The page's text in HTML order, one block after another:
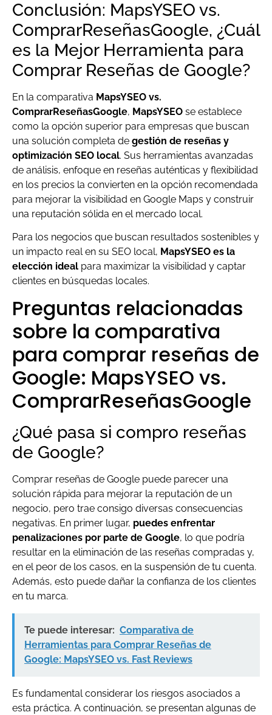
Conclusión: MapsYSEO vs.
ComprarReseñasGoogle, ¿Cuál
es la Mejor Herramienta para
Comprar Reseñas de Google?
En la comparativa MapsYSEO vs.
ComprarReseñasGoogle, MapsYSEO se establece
como la opción superior para empresas que buscan
una solución completa de gestión de reseñas y
optimización SEO local. Sus herramientas avanzadas
de análisis, enfoque en reseñas auténticas y flexibilidad
en los precios la convierten en la opción recomendada
para mejorar la visibilidad en Google Maps y construir
una reputación sólida en el mercado local.
Para los negocios que buscan resultados sostenibles y
un impacto real en su SEO local, MapsYSEO es la
elección ideal para maximizar la visibilidad y captar
clientes en búsquedas locales.
Preguntas relacionadas
sobre la comparativa
para comprar reseñas de
Google: MapsYSEO vs.
ComprarReseñasGoogle
¿Qué pasa si compro reseñas
de Google?
Comprar reseñas de Google puede parecer una
solución rápida para mejorar la reputación de un
negocio, pero trae consigo diversas consecuencias
negativas. En primer lugar, puedes enfrentar
penalizaciones por parte de Google, lo que podría
resultar en la eliminación de las reseñas compradas y,
en el peor de los casos, en la suspensión de tu cuenta.
Además, esto puede dañar la confianza de los clientes
en tu marca.
Te puede interesar: Comparativa de
Herramientas para Comprar Reseñas de
Google: MapsYSEO vs. Fast Reviews
Es fundamental considerar los riesgos asociados a
esta práctica. A continuación, se presentan algunas de